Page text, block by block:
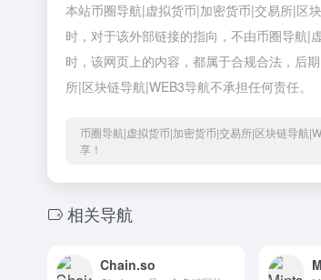
本站币圈导航|虚拟货币|加密货币|交易所|区
时，对于该外部链接的指向，不由币圈导航|
时，该网页上的内容，都属于合规合法，后
所|区块链导航|WEB3导航不承担任何责任。
币圈导航|虚拟货币|加密货币|交易所|区块链导航
享！
相关导航
Chain.so